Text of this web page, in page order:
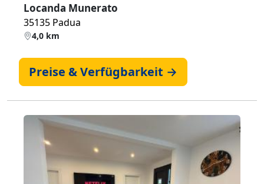
Locanda Munerato
35135 Padua
4,0 km
Preise & Verfügbarkeit →